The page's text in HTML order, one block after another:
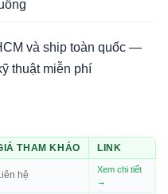
và ship toàn quốc —
thuật miễn phí
THAM KHẢO
LINK
hệ
Xem chi tiết
→